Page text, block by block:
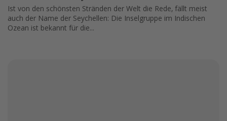
Ist von den schönsten Stränden der Welt die Rede, fällt meist
auch der Name der Seychellen: Die Inselgruppe im Indischen
Ozean ist bekannt für die...